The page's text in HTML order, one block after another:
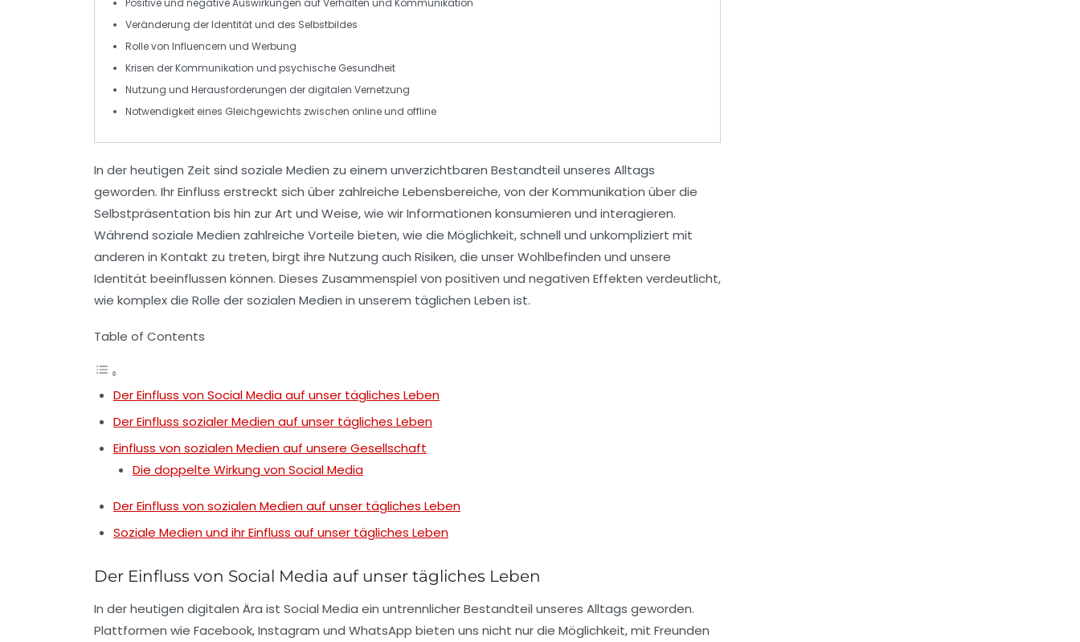
Veränderung derIdentitätund des Selbstbildes
Rolle von Influencern und Werbung
Krisen derKommunikation und psychische Gesundheit
Nutzung und Herausforderungen der digitalen Vernetzung
Notwendigkeit eines Gleichgewichts zwischen online und offline
In der heutigen Zeit sind soziale Medien zu einem unverzichtbaren Bestandteil unseres Alltags
geworden. Ihr Einfluss erstreckt sich über zahlreiche Lebensbereiche, von derKommunikation über die
Selbstpräsentation bis hin zur Art und Weise, wie wir Informationen konsumieren und interagieren.
Während soziale Medien zahlreiche Vorteile bieten, wie die Möglichkeit, schnell und unkompliziert mit
anderen in Kontakt zu treten, birgt ihre Nutzung auch Risiken, die unserWohlbefinden und unsere
Identität beeinflussen können. Dieses Zusammenspiel von positiven und negativen Effekten verdeutlicht,
wie komplex die Rolle der sozialen Medien in unserem täglichen Leben ist.
Table of Contents
Der Einfluss von Social Media auf unser tägliches Leben
Der Einfluss sozialer Medien auf unser tägliches Leben
Einfluss von sozialen Medien auf unsere Gesellschaft
Die doppelte Wirkung von Social Media
Der Einfluss von sozialen Medien auf unser tägliches Leben
Soziale Medien und ihr Einfluss auf unser tägliches Leben
Der Einfluss von Social Media auf unser tägliches Leben
In der heutigen digitalen Ära ist Social Media ein untrennlicher Bestandteil unseres Alltags geworden.
Plattformen wie Facebook,Instagram und WhatsApp bieten uns nicht nur die Möglichkeit, mit Freunden